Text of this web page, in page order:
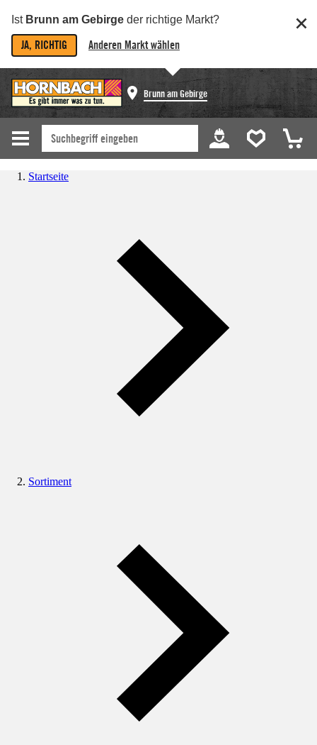
Ist Brunn am Gebirge der richtige Markt?
JA, RICHTIG Anderen Markt wählen
Brunn am Gebirge
Startseite
Sortiment